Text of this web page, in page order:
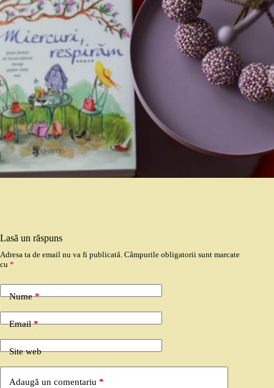
Lasă un răspuns
Adresa ta de email nu va fi publicată. Câmpurile obligatorii sunt marcate
cu *
Nume*
Email*
Site web
Adaugă un comentariu *